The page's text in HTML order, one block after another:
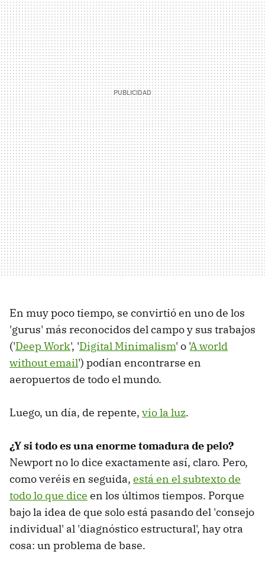
En muy poco tiempo, se convirtió en uno de los
'gurus' más reconocidos del campo y sus trabajos
('Deep Work', 'Digital Minimalism' o 'A world
without email') podían encontrarse en
aeropuertos de todo el mundo.
Luego, un día, de repente, vio la luz.
¿Y si todo es una enorme tomadura de pelo?
Newport no lo dice exactamente así, claro. Pero,
como veréis en seguida, está en el subtexto de
todo lo que dice en los últimos tiempos. Porque
bajo la idea de que solo está pasando del 'consejo
individual' al 'diagnóstico estructural', hay otra
cosa: un problema de base.